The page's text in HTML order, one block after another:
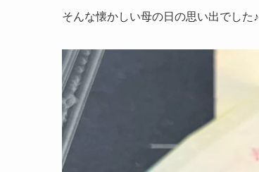
そんな懐かしい母の日の思い出でした♪